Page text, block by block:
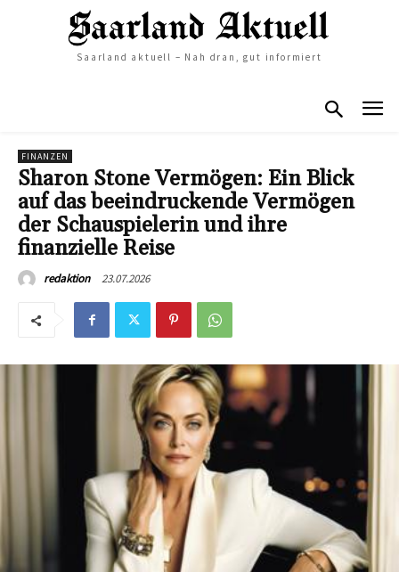
Saarland aktuell – Nah dran, gut informiert
FINANZEN
Sharon Stone Vermögen: Ein Blick
auf das beeindruckende Vermögen
der Schauspielerin und ihre
finanzielle Reise
redaktion 23.07.2026